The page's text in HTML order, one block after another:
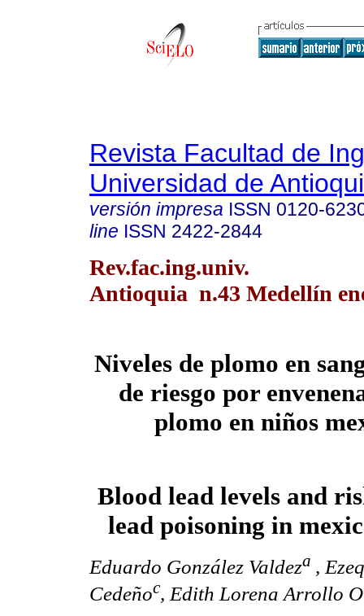
Revista Facultad de
Universidad de
versión impresa ISSN 0120-
line ISSN 2422-2844
Rev.fac.ing.univ.
Antioquia n.43 Medellín
Niveles de plomo en
de riesgo por
plomo en niños
Blood lead levels and
lead poisoning in
Eduardo González Valdeza ,
Cedeñoc, Edith Lorena Arrollo